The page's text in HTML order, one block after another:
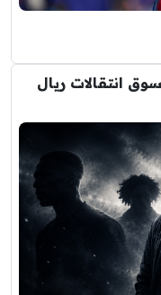
انتقالات ريال